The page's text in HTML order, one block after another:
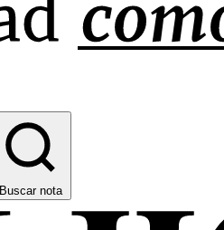
Buscar nota